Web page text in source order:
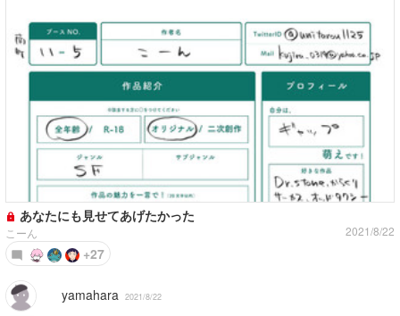
あなたにも見せてあげたかった
こーん 2021/8/22
+27
yamahara 2021/8/22